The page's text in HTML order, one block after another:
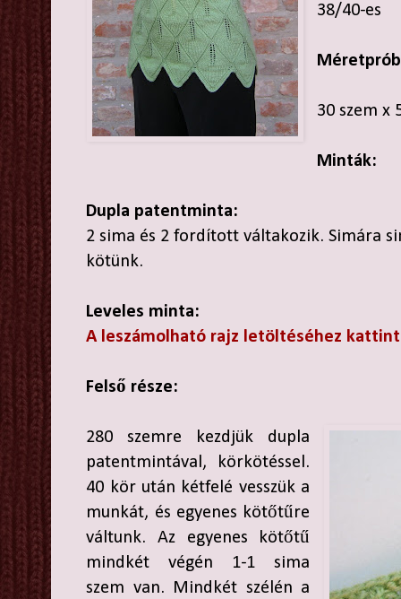
38/40-es
30 szem x
Minták:
Dupla patentminta:
2 sima és 2 fordított váltakozik. Simára
kötünk.
Leveles minta:
A leszámolható rajz letöltéséhez
Felső része:
280 szemre kezdjük dupla
patentmintával, körkötéssel.
40 kör után kétfelé vesszük a
munkát, és egyenes kötőtűre
váltunk. Az egyenes kötőtű
mindkét végén 1-1 sima
szem van. Mindkét szélén a